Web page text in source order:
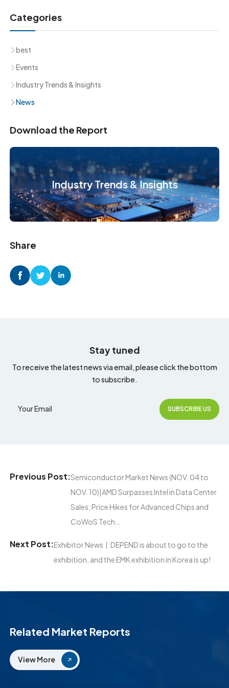
Categories
best
Events
Industry Trends & Insights
News
Download the Report
Industry Trends & Insights
Share
Stay tuned
To receive the latest news via email, please click the bottom
to subscribe.
Previous Post:Semiconductor Market News (NOV. 04 to
NOV. 10)|AMD Surpasses Intel in Data Center
Sales; Price Hikes for Advanced Chips and
CoWoS Tech…
Next Post:Exhibitor News丨DEPEND is about to go to the
exhibition, and the EMK exhibition in Korea is up!
Related Market Reports
View More